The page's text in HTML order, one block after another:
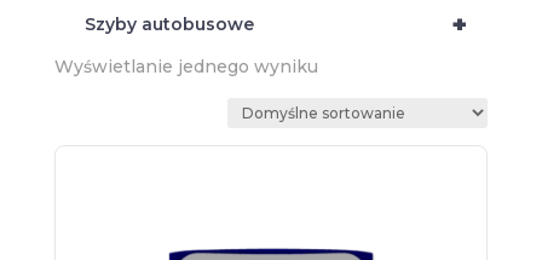
+
Szyby autobusowe
Wyświetlanie jednego wyniku